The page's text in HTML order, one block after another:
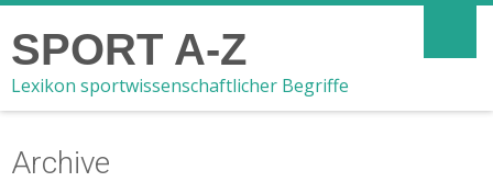
SPORT A-Z
Lexikon sportwissenschaftlicher Begriffe
Archive